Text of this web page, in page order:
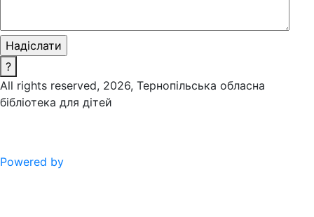
?
All rights reserved, 2026, Тернопільська обласна
бібліотека для дітей
Powered by